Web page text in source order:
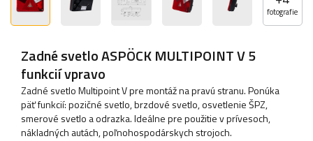
fotografie
Zadné svetlo ASPÖCK MULTIPOINT V 5
funkcií vpravo
Zadné svetlo Multipoint V pre montáž na pravú stranu. Ponúka
päť funkcií: pozičné svetlo, brzdové svetlo, osvetlenie ŠPZ,
smerové svetlo a odrazka. Ideálne pre použitie v prívesoch,
nákladných autách, poľnohospodárskych strojoch.